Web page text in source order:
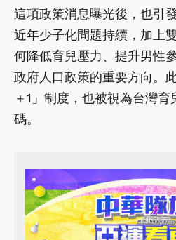
這項政策消息曝光後，也引
近年少子化問題持續，加上
何降低育兒壓力、提升男性
政府人口政策的重要方向。
＋1」制度，也被視為台灣
碼。